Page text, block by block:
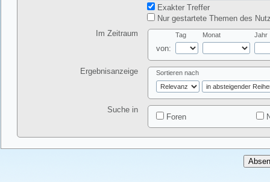
Exakter Treffer
Nur gestartete Themen des
Im Zeitraum
von:
Tag Monat Jahr
Ergebnisanzeige Sortieren nach
Suche in
Foren